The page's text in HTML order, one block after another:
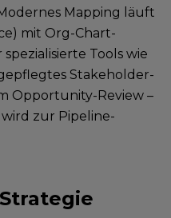
Mapping läuft
mit Org-Chart-
Tools wie
Stakeholder-
Opportunity-Review –
zur Pipeline-